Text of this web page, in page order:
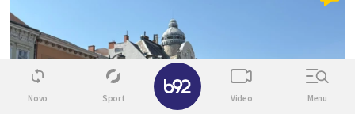
Novo Sport Video Menu
✕